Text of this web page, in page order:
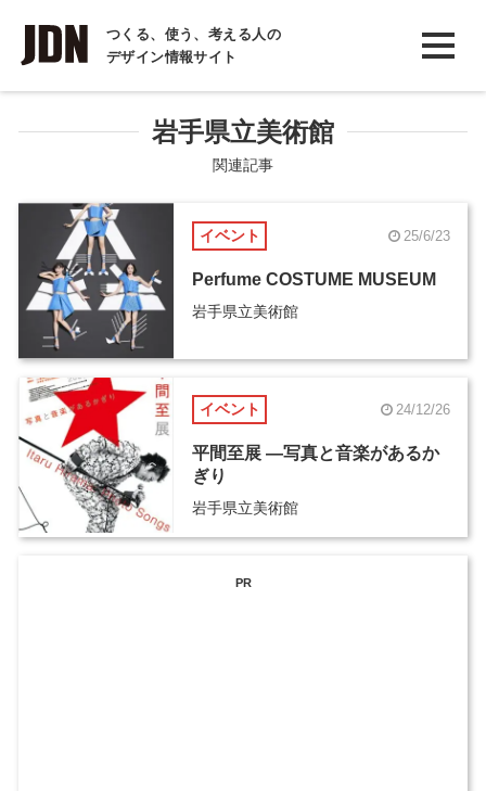
つくる、使う、考える人の
デザイン情報サイト
INTERVIEW
インタビュー
REPORT
COLUMN
コラム
岩手県立美術館
関連記事
イベント 25/6/23
Perfume COSTUME MUSEUM
岩手県立美術館
イベント 24/12/26
平間至展 ―写真と音楽があるか
ぎり
岩手県立美術館
PR